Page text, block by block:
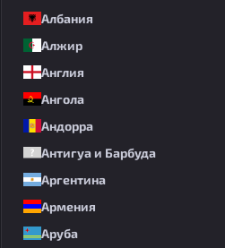
Албания
Алжир
Англия
Ангола
Андорра
Антигуа и Барбуда
Аргентина
Армения
Аруба